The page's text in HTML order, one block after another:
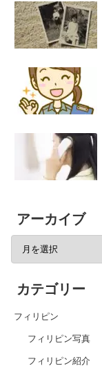
アーカイブ
カテゴリー
フィリピン
フィリピン写真
フィリピン紹介